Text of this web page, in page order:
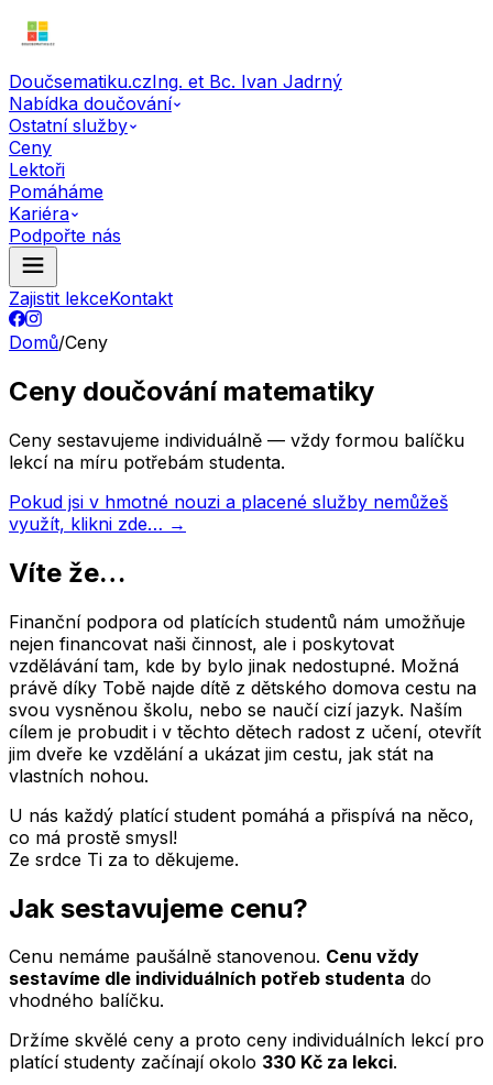
Doučsematiku.czIng. et Bc. Ivan Jadrný
Nabídka doučování
Ostatní služby
Ceny
Lektoři
Pomáháme
Kariéra
Podpořte nás
Zajistit lekceKontakt
Domů/Ceny
Ceny doučování matematiky
Ceny sestavujeme individuálně — vždy formou balíčku
lekcí na míru potřebám studenta.
Pokud jsi v hmotné nouzi a placené služby nemůžeš
využít, klikni zde… →
Víte že…
Finanční podpora od platících studentů nám umožňuje
nejen financovat naši činnost, ale i poskytovat
vzdělávání tam, kde by bylo jinak nedostupné. Možná
právě díky Tobě najde dítě z dětského domova cestu na
svou vysněnou školu, nebo se naučí cizí jazyk. Naším
cílem je probudit i v těchto dětech radost z učení, otevřít
jim dveře ke vzdělání a ukázat jim cestu, jak stát na
vlastních nohou.
U nás každý platící student pomáhá a přispívá na něco,
co má prostě smysl!
Ze srdce Ti za to děkujeme.
Jak sestavujeme cenu?
Cenu nemáme paušálně stanovenou. Cenu vždy
sestavíme dle individuálních potřeb studenta do
vhodného balíčku.
Držíme skvělé ceny a proto ceny individuálních lekcí pro
platící studenty začínají okolo 330 Kč za lekci.